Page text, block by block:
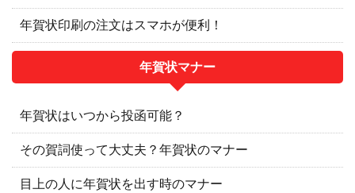
年賀状印刷の注文はスマホが便利！
年賀状マナー
年賀状はいつから投函可能？
その賀詞使って大丈夫？年賀状のマナー
目上の人に年賀状を出す時のマナー